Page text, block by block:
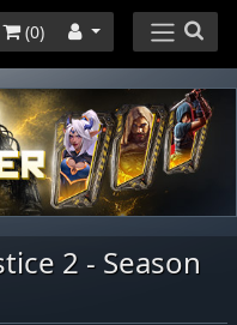
(0)
2 - Season